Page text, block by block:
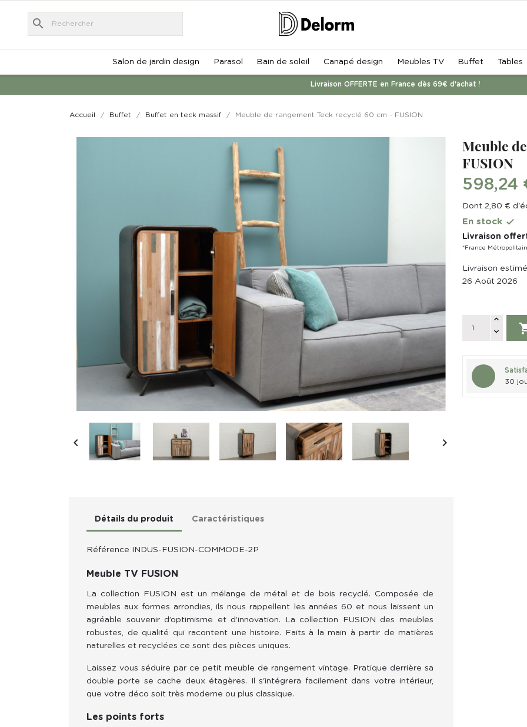
search
Salon de jardin design Parasol Bain de soleil Canapé design Meubles TV Buffet Tables
Livraison OFFERTE en France dès 69€ d'achat !
Accueil Buffet Buffet en teck massif Meuble de rangement Teck recyclé 60 cm - FUSION
 
Détails du produit Caractéristiques
Référence INDUS-FUSION-COMMODE-2P
Meuble TV FUSION
La collection FUSION est un mélange de métal et de bois recyclé. Composée de
meubles aux formes arrondies, ils nous rappellent les années 60 et nous laissent un
agréable souvenir d’optimisme et d’innovation. La collection FUSION des meubles
robustes, de qualité qui racontent une histoire. Faits à la main à partir de matières
naturelles et recyclées ce sont des pièces uniques.
Laissez vous séduire par ce petit meuble de rangement vintage. Pratique derrière sa
double porte se cache deux étagères. Il s'intégrera facilement dans votre intérieur,
que votre déco soit très moderne ou plus classique.
Les points forts
Meuble
FUSION
598,24
Dont 2,80 €
En stock 
Livraison
*France
Livraison
26 Août 2026
30